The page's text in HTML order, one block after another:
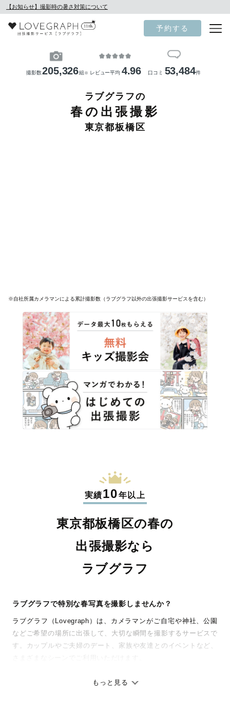
【お知らせ】撮影時の暑さ対策について
予約する
撮影数205,326組 ※ レビュー平均 4.96 口コミ 53,484件
ラブグラフの
春の出張撮影
東京都板橋区
※自社所属カメラマンによる累計撮影数（ラブグラフ以外の出張撮影サービスを含む）
実績10年以上
東京都板橋区の春の
出張撮影なら
ラブグラフ
ラブグラフで特別な春写真を撮影しませんか？
ラブグラフ（Lovegraph）は、カメラマンがご自宅や神社、公園
などご希望の場所に出張して、大切な瞬間を撮影するサービスで
す。カップルやご夫婦のデート、家族や友達とのイベントなど、
ありのままの空気感を大切に、何十年経っても見返したくなるよ
もっと見る